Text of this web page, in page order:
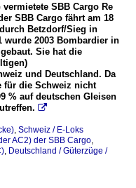
SBB Cargo Re
SBB Cargo fährt am 18
Betzdorf/Sieg in
wurde 2003 Bombardier in
Sie hat die
und Deutschland. Da
für die Schweiz nicht
% auf deutschen Gleisen

, Schweiz / E-Loks
AC2) der SBB Cargo,
, Deutschland / Güterzüge /